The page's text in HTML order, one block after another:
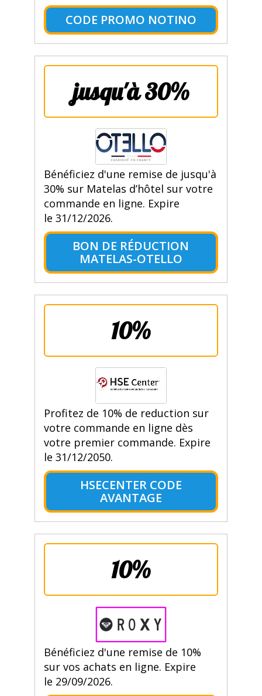
CODE PROMO NOTINO
jusqu'à 30%
Bénéficiez d'une remise de jusqu'à
30% sur Matelas d’hôtel sur votre
commande en ligne. Expire
le 31/12/2026.
BON DE RÉDUCTION
MATELAS-OTELLO
10%
Profitez de 10% de reduction sur
votre commande en ligne dès
votre premier commande. Expire
le 31/12/2050.
HSECENTER CODE
AVANTAGE
10%
Bénéficiez d'une remise de 10%
sur vos achats en ligne. Expire
le 29/09/2026.